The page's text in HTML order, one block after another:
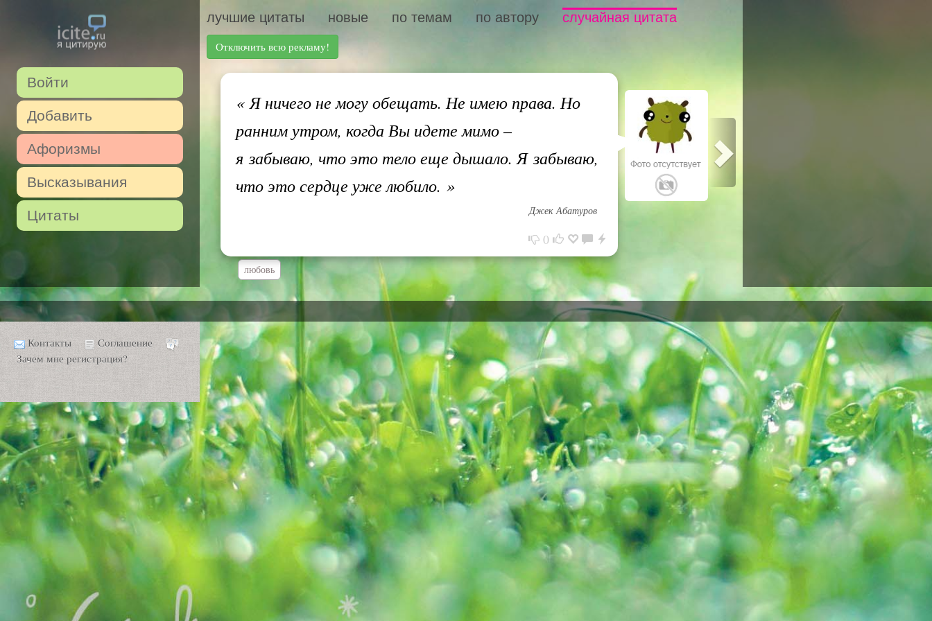
Войти
Добавить
Афоризмы
Высказывания
Цитаты
лучшие цитаты новые по темам по автору случайная цитата
Отключить всю рекламу!
«Я ничего не могу обещать. Не имею права. Но
ранним утром, когда Вы идете мимо –
я забываю, что это тело еще дышало. Я забываю,
что это сердце уже любило. »
Джек Абатуров
0
любовь
Контакты
Соглашение
Зачем мне регистрация?